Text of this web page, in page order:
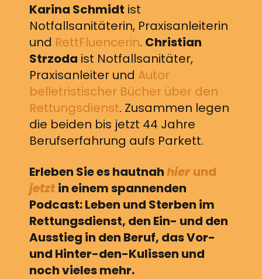
Karina Schmidt ist
Notfallsanitäterin, Praxisanleiterin
und RettFluencerin. Christian
Strzoda ist Notfallsanitäter,
Praxisanleiter und Autor
belletristischer Bücher über den
Rettungsdienst. Zusammen legen
die beiden bis jetzt 44 Jahre
Berufserfahrung aufs Parkett.
Erleben Sie es hautnahhier und
jetzt in einem spannenden
Podcast: Leben und Sterben im
Rettungsdienst, den Ein- und den
Ausstieg in den Beruf, das Vor-
und Hinter-den-Kulissen und
noch vieles mehr.